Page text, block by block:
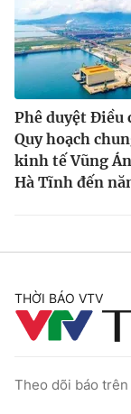
Phê duyệt Điều
Quy hoạch
kinh tế Vũng
Hà Tĩnh đến
THỜI BÁO VTV
Theo dõi báo trên